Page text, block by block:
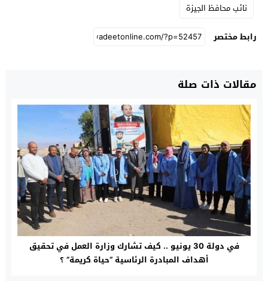
نائب محافظ الجيزة
رابط مختصر
مقالات ذات صلة
في دولة 30 يونيو .. كيف تشارك وزارة العمل في تحقيق
أهداف المبادرة الرئاسية “حياة كريمة” ؟